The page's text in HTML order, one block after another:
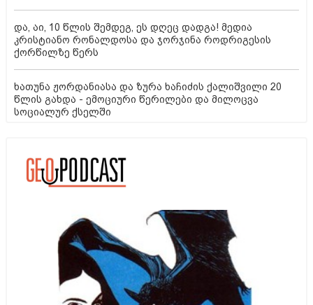
და, აი, 10 წლის შემდეგ, ეს დღეც დადგა! მედია
კრისტიანო რონალდოსა და ჯორჯინა როდრიგესის
ქორწილზე წერს
ხათუნა ჟორდანიასა და ზურა ხაჩიძის ქალიშვილი 20
წლის გახდა - ემოციური წერილები და მილოცვა
სოციალურ ქსელში